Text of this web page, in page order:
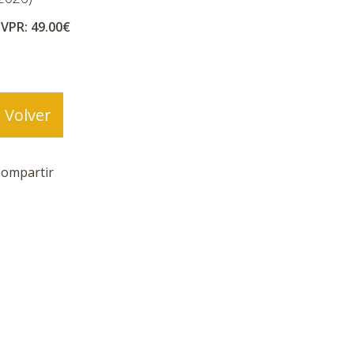
49.00€
Volver